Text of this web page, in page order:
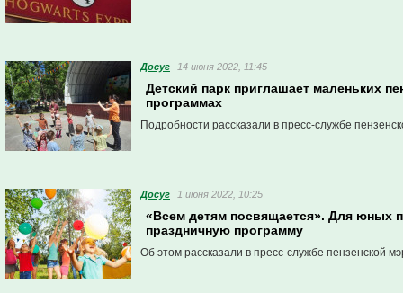
Досуг 14 июня 2022, 11:45
Детский парк приглашает маленьких
программах
Подробности рассказали в пресс-службе
Досуг 1 июня 2022, 10:25
«Всем детям посвящается». Для юных
праздничную программу
Об этом рассказали в пресс-службе пензенской